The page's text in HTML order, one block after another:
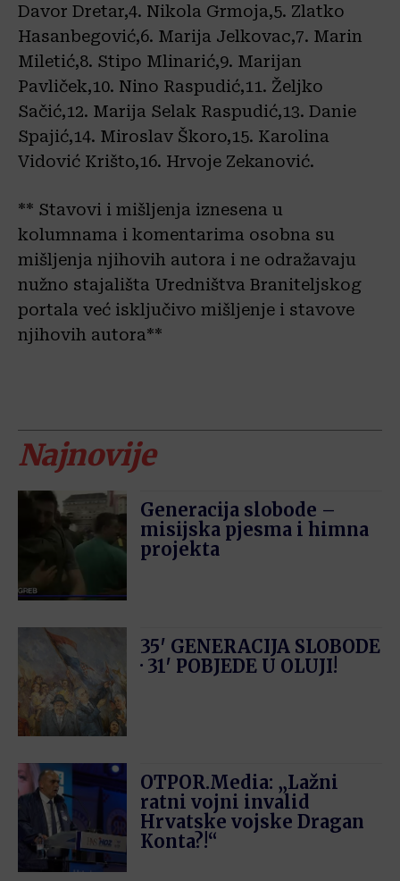
Davor Dretar,4. Nikola Grmoja,5. Zlatko
Hasanbegović,6. Marija Jelkovac,7. Marin
Miletić,8. Stipo Mlinarić,9. Marijan
Pavliček,10. Nino Raspudić,11. Željko
Sačić,12. Marija Selak Raspudić,13. Danie
Spajić,14. Miroslav Škoro,15. Karolina
Vidović Krišto,16. Hrvoje Zekanović.
** Stavovi i mišljenja iznesena u
kolumnama i komentarima osobna su
mišljenja njihovih autora i ne odražavaju
nužno stajališta Uredništva Braniteljskog
portala već isključivo mišljenje i stavove
njihovih autora**
Najnovije
Generacija slobode –
misijska pjesma i himna
projekta
35′ GENERACIJA SLOBODE
· 31′ POBJEDE U OLUJI!
OTPOR.Media: „Lažni
ratni vojni invalid
Hrvatske vojske Dragan
Konta?!“